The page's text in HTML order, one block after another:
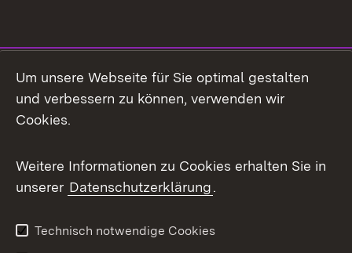
Facebook
X / Twitter
Youtube
Um unsere Webseite für Sie optimal gestalten
und verbessern zu können, verwenden wir
Cookies.
Weitere Informationen zu Cookies erhalten Sie in
unserer Datenschutzerklärung.
Technisch notwendige Cookies